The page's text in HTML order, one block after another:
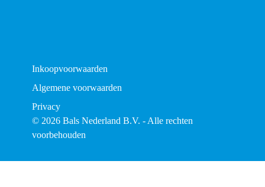
Inkoopvoorwaarden
Algemene voorwaarden
Privacy
© 2026 Bals Nederland B.V. - Alle rechten
voorbehouden